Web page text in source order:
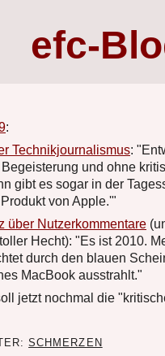
efc-
:
Technikjournalismus:
und ohne
gibt es sogar in der
von Apple.'"
über Nutzerkommentare
Hecht): "Es ist 2010.
durch den blauen
MacBook ausstrahlt."
jetzt nochmal die
SCHMERZEN